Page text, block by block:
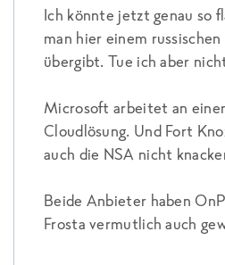
Ich könnte jetzt genau so
man hier einem
übergibt. Tue ich aber
Microsoft arbeitet an
Cloudlösung. Und Fort
auch die NSA nicht
Beide Anbieter haben
Frosta vermutlich auch